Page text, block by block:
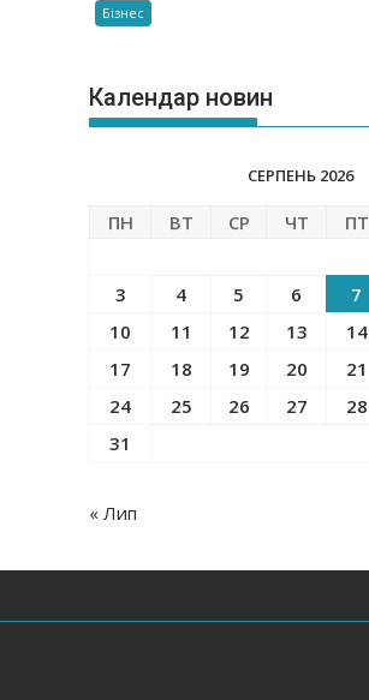
Бізнес
Календар новин
СЕРПЕНЬ 2026
ПН ВТ СР ЧТ ПТ
3
4 5 6 7
10
11 12 13 14
17
18 19 20 21
24
25 26 27 28
31
« Лип